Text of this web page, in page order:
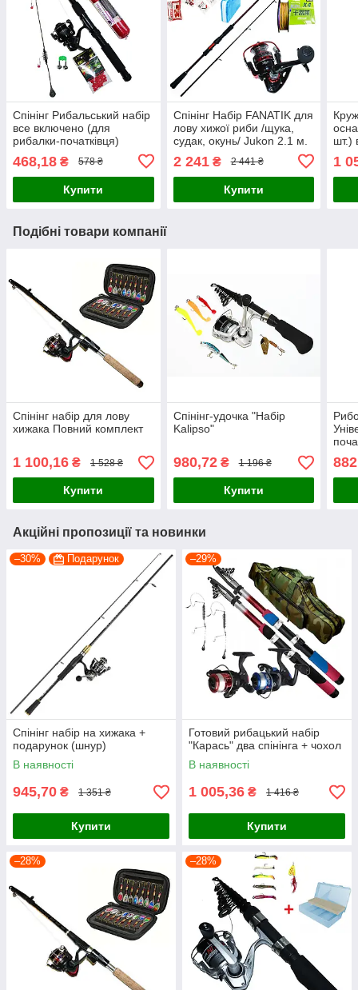
Спінінг Рибальський набір
все включено (для
рибалки-початківця)
468,18 ₴ 578 ₴
Купити
Спінінг Набір FANATIK для
лову хижої риби /щука,
судак, окунь/ Jukon 2.1 м.
2 241₴ 2 441 ₴
Купити
шт.)
1
Подібні товари компанії
Спінінг набір для лову
хижака Повний комплект
1 100,16 ₴ 1 528 ₴
Купити
Спінінг-удочка "Набір
Kalipso"
980,72₴ 1 196 ₴
Купити
882
Акційні пропозиції та новинки
–30% Подарунок
Спінінг набір на хижака +
подарунок (шнур)
В наявності
945,70 ₴ 1 351 ₴
Купити
–29%
Готовий рибацький набір
"Карась" два спінінга + чохол
В наявності
1 005,36 ₴ 1 416 ₴
Купити
–28% –28%